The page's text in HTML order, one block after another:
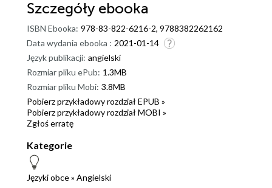
Szczegóły ebooka
ISBN Ebooka: 978-83-822-6216-2, 9788382262162
Data wydania ebooka : 2021-01-14
Język publikacji: angielski
Rozmiar pliku ePub: 1.3MB
Rozmiar pliku Mobi: 3.8MB
Pobierz przykładowy rozdział EPUB »
Pobierz przykładowy rozdział MOBI »
Zgłoś erratę
Kategorie
Języki obce» Angielski